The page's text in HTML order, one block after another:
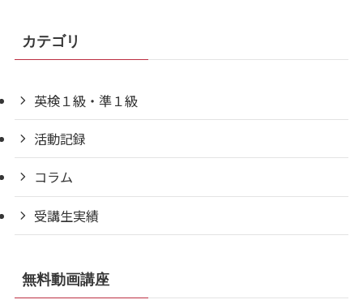
カテゴリ
英検１級・準１級
活動記録
コラム
受講生実績
無料動画講座